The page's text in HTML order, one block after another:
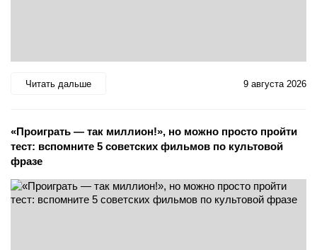
Читать дальше 9 августа 2026
«Проиграть — так миллион!», но можно просто пройти
тест: вспомните 5 советских фильмов по культовой
фразе